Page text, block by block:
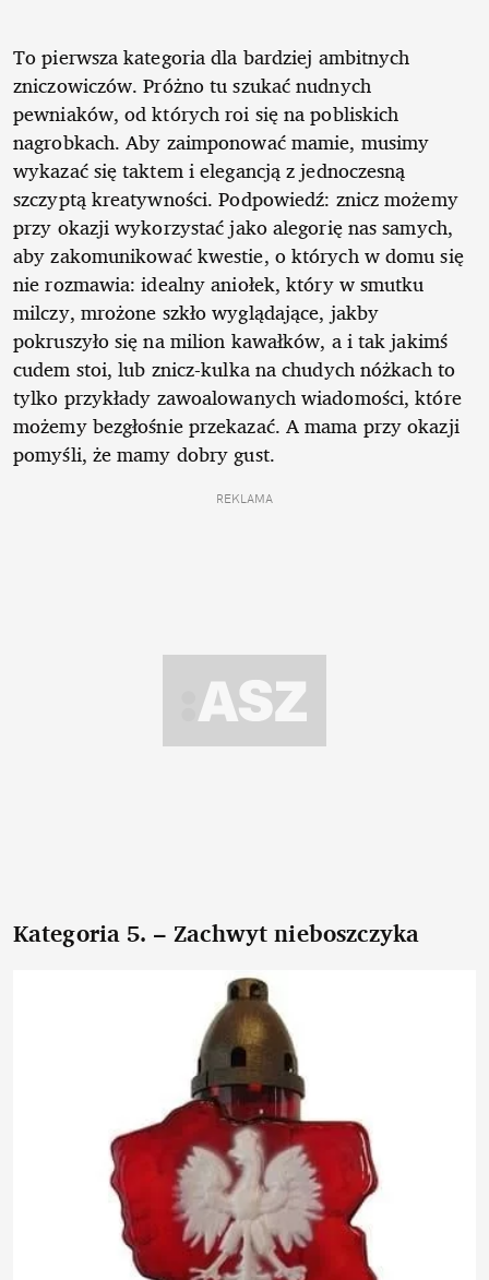
To pierwsza kategoria dla bardziej ambitnych
zniczowiczów. Próżno tu szukać nudnych
pewniaków, od których roi się na pobliskich
nagrobkach. Aby zaimponować mamie, musimy
wykazać się taktem i elegancją z jednoczesną
szczyptą kreatywności. Podpowiedź: znicz możemy
przy okazji wykorzystać jako alegorię nas samych,
aby zakomunikować kwestie, o których w domu się
nie rozmawia: idealny aniołek, który w smutku
milczy, mrożone szkło wyglądające, jakby
pokruszyło się na milion kawałków, a i tak jakimś
cudem stoi, lub znicz-kulka na chudych nóżkach to
tylko przykłady zawoalowanych wiadomości, które
możemy bezgłośnie przekazać. A mama przy okazji
pomyśli, że mamy dobry gust.
REKLAMA
Kategoria 5. – Zachwyt nieboszczyka